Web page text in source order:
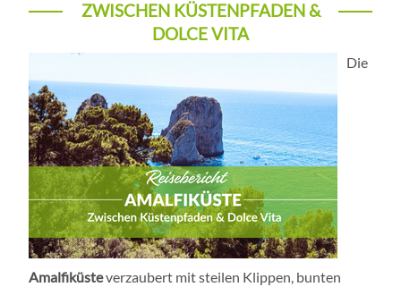
ZWISCHEN KÜSTENPFADEN &
DOLCE VITA
Die
Amalfiküsteverzaubert mit steilen Klippen, bunten